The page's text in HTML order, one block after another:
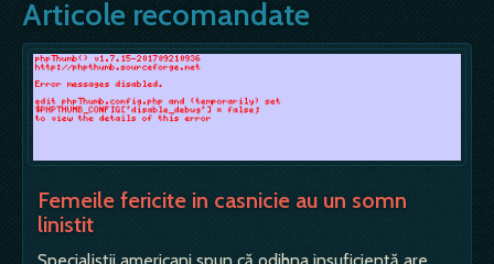
Articole recomandate
Femeile fericite in casnicie au un somn
linistit